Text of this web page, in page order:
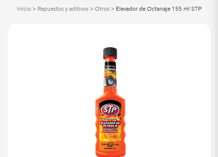
Inicio > Repuestos y aditivos > Otros > Elevador de Octanaje 155 ml STP